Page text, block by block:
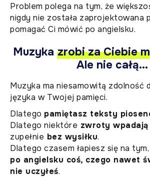
Problem polega na tym, że
nigdy nie została zaprojektowana
pomagać Ci mówić po angielsku.
Muzyka zrobi za Ciebie
Ale nie całą...
Muzyka ma niesamowitą zdolność
języka w Twojej pamięci.
Dlatego pamiętasz teksty
Dlatego niektóre zwroty wpadają
zupełnie bez wysiłku.
Dlatego czasem łapiesz się na
po angielsku coś, czego nawet
nie uczyłeś.